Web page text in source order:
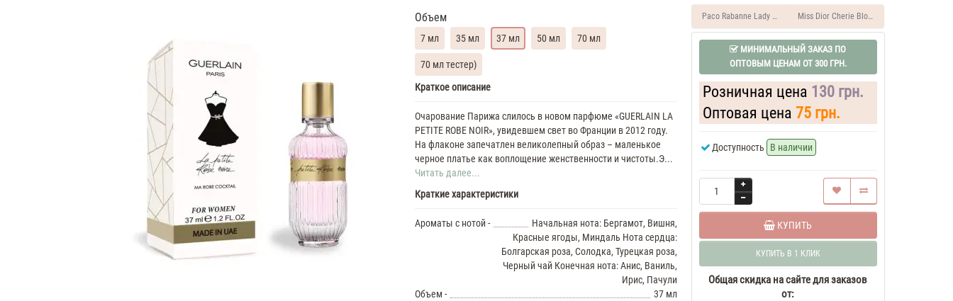
Объем
7 мл 35 мл 37 мл 50 мл 70 мл
70 мл тестер)
Guerlain
Petite
Robe
Noir
Духи
женские
7
La
Краткое описание
Очарование Парижа слилось в новом парфюме «GUERLAIN LA
PETITE ROBE NOIR», увидевшем свет во Франции в 2012 году.
На флаконе запечатлен великолепный образ – маленькое
черное платье как воплощение женственности и чистоты.Э...
Читать далее...
Краткие характеристики
Ароматы с нотой -
Начальная нота: Бергамот, Вишня,
Красные ягоды, Миндаль Нота сердца:
Болгарская роза, Солодка, Турецкая роза,
Черный чай Конечная нота: Анис, Ваниль,
Ирис, Пачули
Объем -
37 мл
Paco Rabanne Lady Million 37 ML Духи женскиеMiss Dior Cherie Blooming Bouguet 37 ML
МИНИМАЛЬНЫЙ ЗАКАЗ ПО
ОПТОВЫМ ЦЕНАМ ОТ 300 ГРН.
Розничная цена 130 грн.
Оптовая цена 75 грн.
Доступность В наличии
КУПИТЬ
КУПИТЬ В 1 КЛИК
Общая скидка на сайте для заказов
от: